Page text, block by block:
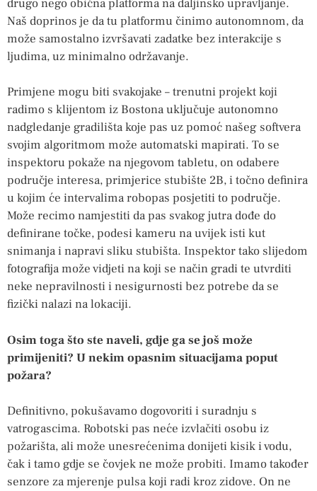
drugo nego obična platforma na daljinsko upravljanje.
Naš doprinos je da tu platformu činimo autonomnom, da
može samostalno izvršavati zadatke bez interakcije s
ljudima, uz minimalno održavanje.
Primjene mogu biti svakojake – trenutni projekt koji
radimo s klijentom iz Bostona uključuje autonomno
nadgledanje gradilišta koje pas uz pomoć našeg softvera
svojim algoritmom može automatski mapirati. To se
inspektoru pokaže na njegovom tabletu, on odabere
područje interesa, primjerice stubište 2B, i točno definira
u kojim će intervalima robopas posjetiti to područje.
Može recimo namjestiti da pas svakog jutra dođe do
definirane točke, podesi kameru na uvijek isti kut
snimanja i napravi sliku stubišta. Inspektor tako slijedom
fotografija može vidjeti na koji se način gradi te utvrditi
neke nepravilnosti i nesigurnosti bez potrebe da se
fizički nalazi na lokaciji.
Osim toga što ste naveli, gdje ga se još može
primijeniti? U nekim opasnim situacijama poput
požara?
Definitivno, pokušavamo dogovoriti i suradnju s
vatrogascima. Robotski pas neće izvlačiti osobu iz
požarišta, ali može unesrećenima donijeti kisik i vodu,
čak i tamo gdje se čovjek ne može probiti. Imamo također
senzore za mjerenje pulsa koji radi kroz zidove. On ne